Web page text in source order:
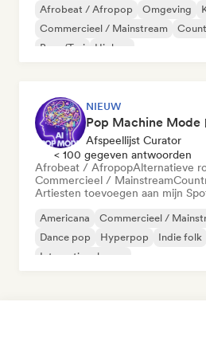
Afrobeat / Afropop Omgeving
Commercieel / Mainstream
Boor/Trui
Hiphop
NIEUW
Afspeellijst Curator
< 100 gegeven antwoorden
Afrobeat / AfropopAlternatieve
Commercieel / Mainstream
Artiesten toevoegen aan mijn
Americana Commercieel /
Dance pop
Hyperpop Indie folk
Internationale pop